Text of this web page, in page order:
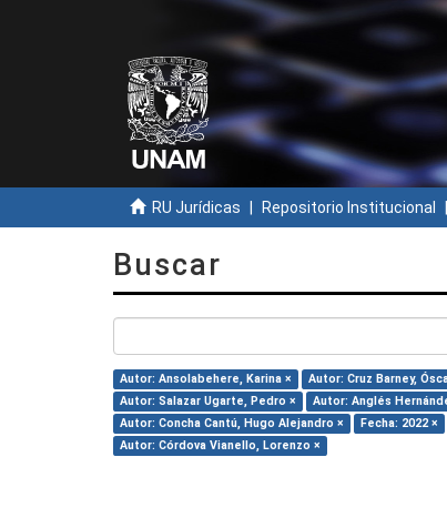
RU Jurídicas Repositorio Institucional
Buscar
Autor: Ansolabehere, Karina × Autor: Cruz Barney,
Autor: Salazar Ugarte, Pedro ×
Autor: Anglés
Autor: Concha Cantú, Hugo Alejandro ×
Fecha: 2022 ×
Autor: Córdova Vianello, Lorenzo ×